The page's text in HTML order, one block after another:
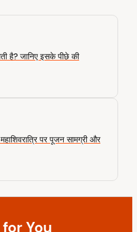
है? जानिए इसके पीछे की
पर पूजन सामग्री और
You